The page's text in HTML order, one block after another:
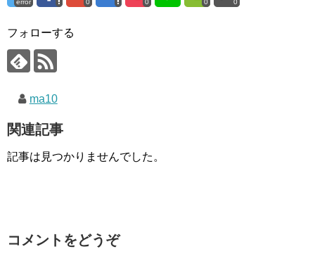
error 0 0 0 0
フォローする
ma10
関連記事
記事は見つかりませんでした。
コメントをどうぞ